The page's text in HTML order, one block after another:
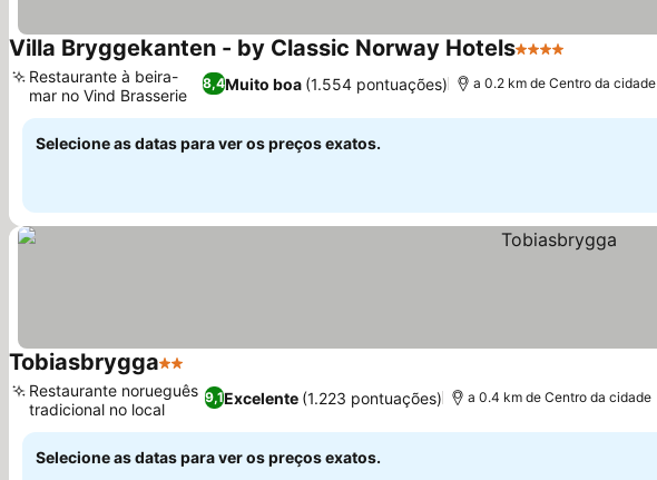
Villa Bryggekanten - by Classic Norway Hotels4 Estrelas
8,4Muito boa (1.554 pontuações)
Restaurante à beira-
mar no Vind Brasserie
a 0.2 km de Centro da cidade
Selecione as datas para ver os preços exatos.
Tobiasbrygga2 Estrelas
9,1Excelente (1.223 pontuações)
Restaurante norueguês
tradicional no local
a 0.4 km de Centro da cidade
Selecione as datas para ver os preços exatos.